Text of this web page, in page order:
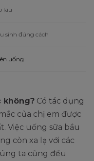
lâu
sinh đúng cách
uống
không? Có tác dụng
của chị em được
Việc uống sữa bầu
còn xa lạ với các
ta cũng đều